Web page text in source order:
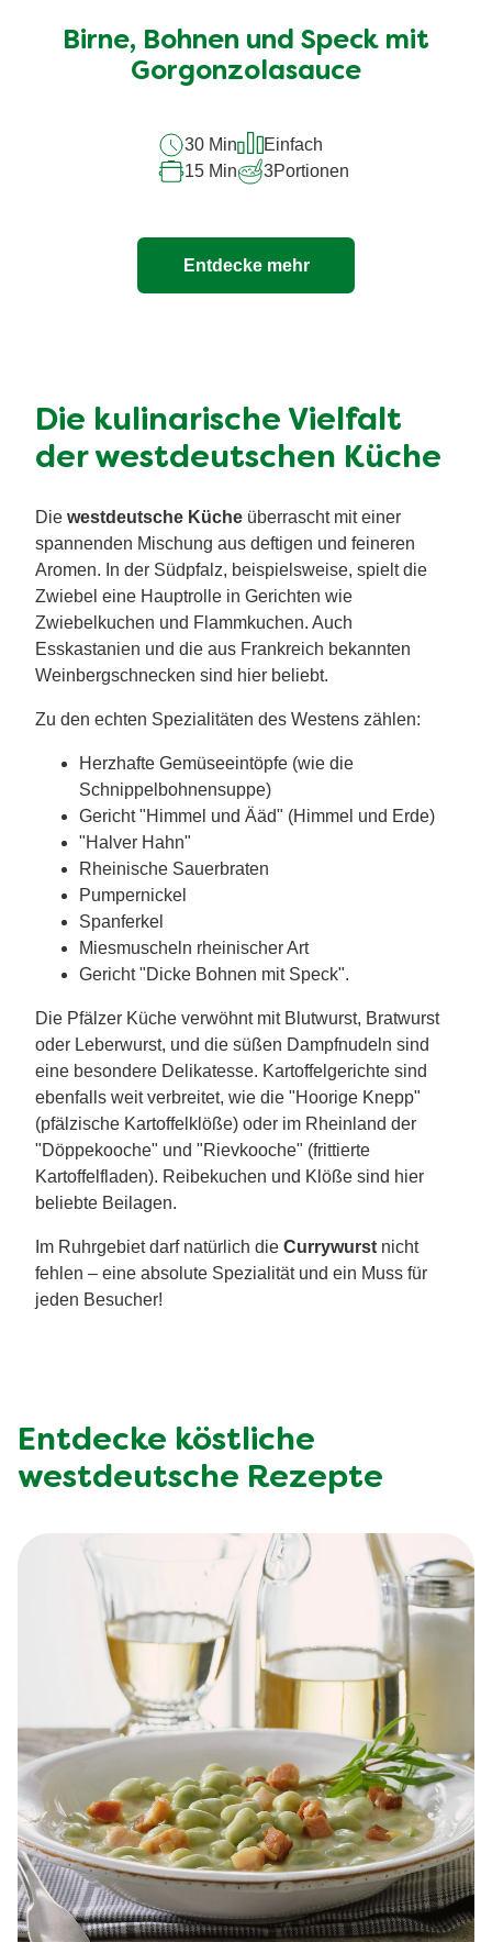
für
dieses
Birne, Bohnen und Speck mit
Gorgonzolasauce
30 Min
Einfach
15 Min
3Portionen
Entdecke mehr
Die kulinarische Vielfalt
der westdeutschen Küche
Die westdeutsche Küche überrascht mit einer
spannenden Mischung aus deftigen und feineren
Aromen. In der Südpfalz, beispielsweise, spielt die
Zwiebel eine Hauptrolle in Gerichten wie
Zwiebelkuchen und Flammkuchen. Auch
Esskastanien und die aus Frankreich bekannten
Weinbergschnecken sind hier beliebt.
Zu den echten Spezialitäten des Westens zählen:
Herzhafte Gemüseeintöpfe (wie die
Schnippelbohnensuppe)
Gericht "Himmel und Ääd" (Himmel und Erde)
"Halver Hahn"
Rheinische Sauerbraten
Pumpernickel
Spanferkel
Miesmuscheln rheinischer Art
Gericht "Dicke Bohnen mit Speck".
Die Pfälzer Küche verwöhnt mit Blutwurst, Bratwurst
oder Leberwurst, und die süßen Dampfnudeln sind
eine besondere Delikatesse. Kartoffelgerichte sind
ebenfalls weit verbreitet, wie die "Hoorige Knepp"
(pfälzische Kartoffelklöße) oder im Rheinland der
"Döppekooche" und "Rievkooche" (frittierte
Kartoffelfladen). Reibekuchen und Klöße sind hier
beliebte Beilagen.
Im Ruhrgebiet darf natürlich die Currywurst nicht
fehlen – eine absolute Spezialität und ein Muss für
jeden Besucher!
Entdecke köstliche
westdeutsche Rezepte